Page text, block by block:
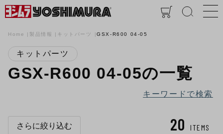
Home 製品情報 キットパーツ GSX-R600 04-05
キットパーツ
GSX-R600 04-05の一覧
キーワードで検索
20 ITEMS
さらに絞り込む